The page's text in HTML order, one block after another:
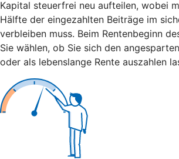
Kapital steuerfrei neu aufteilen, wobei
Hälfte der eingezahlten Beiträge im
verbleiben muss. Beim Rentenbeginn
Sie wählen, ob Sie sich den
oder als lebenslange Rente auszahlen